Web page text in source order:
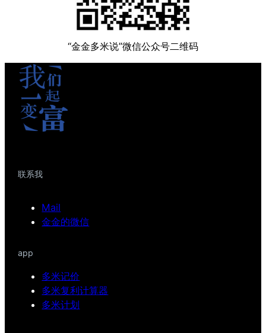
“金金多米说”微信公众号二维码
联系我
Mail
金金的微信
app
多米记价
多米复利计算器
多米计划